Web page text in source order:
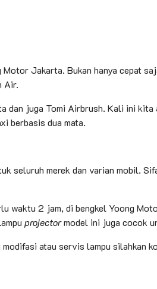
Jakarta. Bukan hanya cepat
Air.
dan juga Tomi Airbrush. Kali ini
berbasis dua mata.
seluruh merek dan varian mobil.
waktu 2 jam, di bengkel Yoong
projectormodel ini juga cocok
atau servis lampu